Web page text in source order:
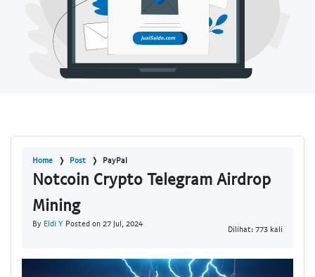
Home Post PayPal
Notcoin Crypto Telegram Airdrop
Mining
By Eldi Y Posted on 27 Jul, 2024
Dilihat: 773 kali